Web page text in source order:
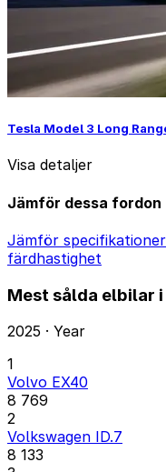
Tesla Model 3 Long
Visa detaljer
Jämför dessa fordon
Jämför specifikationer
färdhastighet
Mest sålda elbilar
2025 · Year
1
Volvo EX40
8 769
2
Volkswagen ID.7
8 133